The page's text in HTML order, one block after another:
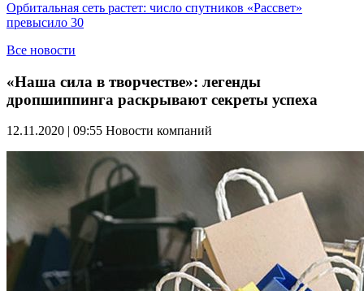
Орбитальная сеть растет: число спутников «Рассвет»
превысило 30
Все новости
«Наша сила в творчестве»: легенды
дропшиппинга раскрывают секреты успеха
12.11.2020 | 09:55 Новости компаний